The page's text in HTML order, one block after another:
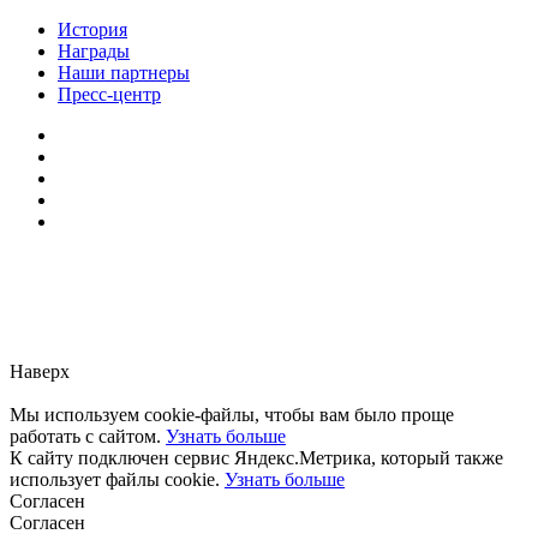
История
Награды
Наши партнеры
Пресс-центр
Наверх
Мы используем cookie-файлы, чтобы вам было проще
работать с сайтом. Узнать больше
К сайту подключен сервис Яндекс.Метрика, который также
использует файлы cookie. Узнать больше
Согласен
Согласен